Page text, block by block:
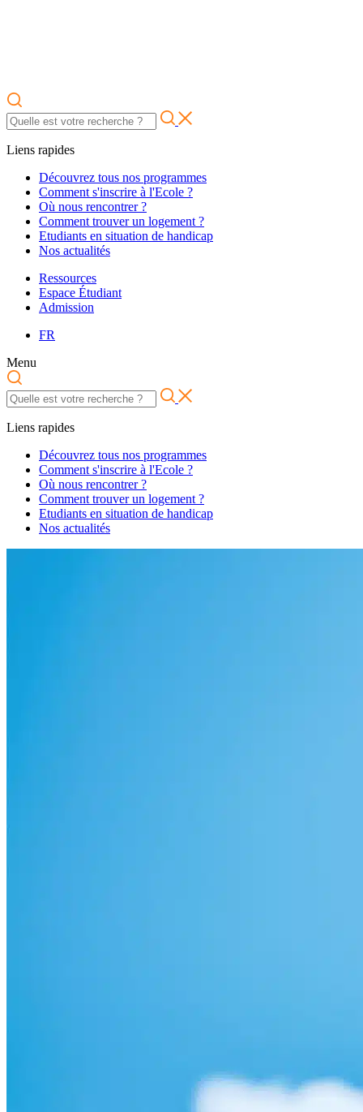
Liens rapides
Découvrez tous nos programmes
Comment s'inscrire à l'Ecole ?
Où nous rencontrer ?
Comment trouver un logement ?
Etudiants en situation de handicap
Nos actualités
Ressources
Espace Étudiant
Admission
FR
Menu
Liens rapides
Découvrez tous nos programmes
Comment s'inscrire à l'Ecole ?
Où nous rencontrer ?
Comment trouver un logement ?
Etudiants en situation de handicap
Nos actualités